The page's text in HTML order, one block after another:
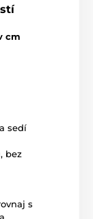
cm
sedí
bez
s